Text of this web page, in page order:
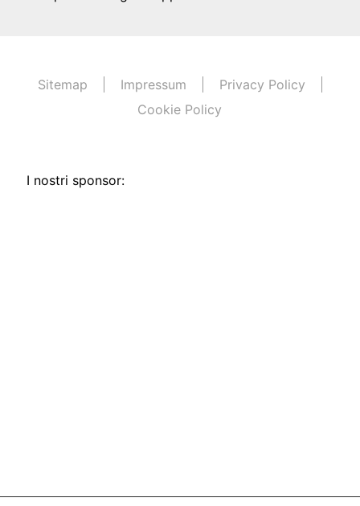
Sitemap Impressum
Privacy Policy
Cookie Policy
I nostri sponsor: